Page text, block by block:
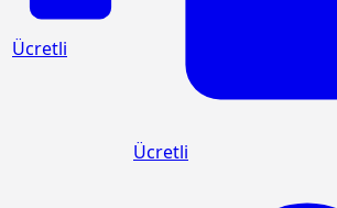
Ücretli
Ücretli